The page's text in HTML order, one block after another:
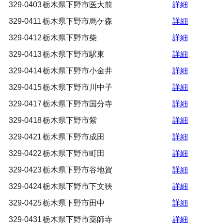
329-0403栃木県下野市医大前
詳細
329-0411 栃木県下野市烏ケ森
詳細
329-0412栃木県下野市柴
詳細
329-0413栃木県下野市駅東
詳細
329-0414栃木県下野市小金井
詳細
329-0415栃木県下野市川中子
詳細
329-0417栃木県下野市国分寺
詳細
329-0418栃木県下野市紫
詳細
329-0421栃木県下野市成田
詳細
329-0422栃木県下野市町田
詳細
329-0423栃木県下野市谷地賀
詳細
329-0424栃木県下野市下文狹
詳細
329-0425栃木県下野市田中
詳細
329-0431栃木県下野市薬師寺
詳細